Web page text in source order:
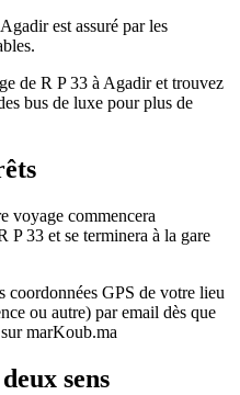
est assuré par les
de R P 33 à Agadir et trouvez
bus de luxe pour plus de
voyage commencera
P 33 et se terminera à la gare
coordonnées GPS de votre lieu
ou autre) par email dès que
marKoub.ma
sens